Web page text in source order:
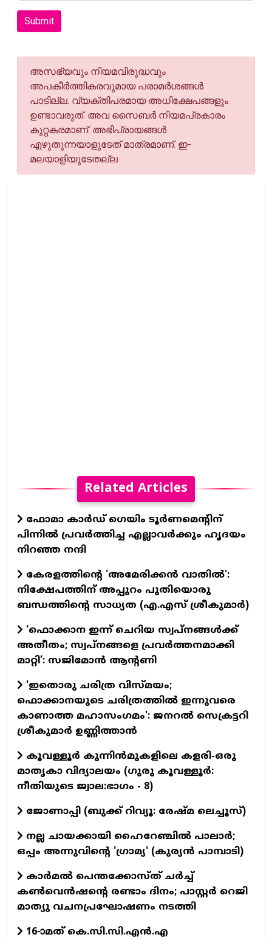
Submit
അസഭ്യവും നിയമവിരുദ്ധവും
അപകീര്‍ത്തികരവുമായ പരാമര്‍ശങ്ങള്‍
പാടില്ല. വ്യക്തിപരമായ അധിക്ഷേപങ്ങളും
ഉണ്ടാവരുത്. അവ സൈബര്‍ നിയമപ്രകാരം
കുറ്റകരമാണ്. അഭിപ്രായങ്ങള്‍
എഴുതുന്നയാളുടേത് മാത്രമാണ്. ഇ-
മലയാളിയുടേതല്ല
Related Articles
ഫോമാ കാര്‍ഡ് ഗെയിം ടൂര്‍ണമെന്റിന്
പിന്നില്‍ പ്രവര്‍ത്തിച്ച എല്ലാവര്‍ക്കും ഹൃദയം
നിറഞ്ഞ നന്ദി
കേരളത്തിന്റെ 'അമേരിക്കന്‍ വാതില്‍':
നിക്ഷേപത്തിന് അപ്പുറം പുതിയൊരു
ബന്ധത്തിന്റെ സാധ്യത (എ.എസ് ശ്രീകുമാര്‍)
‘ഫൊക്കാന ഇന്ന് ചെറിയ സ്വപ്നങ്ങൾക്ക്
അതീതം; സ്വപ്നങ്ങളെ പ്രവർത്തനമാക്കി
മാറ്റി’: സജിമോൻ ആന്റണി
'ഇതൊരു ചരിത്ര വിസ്മയം;
ഫൊക്കാനയുടെ ചരിത്രത്തിൽ ഇന്നുവരെ
കാണാത്ത മഹാസംഗമം': ജനറൽ സെക്രട്ടറി
ശ്രീകുമാർ ഉണ്ണിത്താൻ
കൂവള്ളൂർ കുന്നിൻമുകളിലെ കളരി-ഒരു
മാതൃകാ വിദ്യാലയം (ഗുരു കൂവള്ളൂര്‍:
നീതിയുടെ ജ്വാല:ഭാഗം - 8)
ജോണാപ്പി (ബുക്ക്‌ റിവ്യൂ: രേഷ്മ ലെച്ചൂസ്)
നല്ല ചായക്കായി ഹൈറേഞ്ചിൽ പാലാർ;
ഒപ്പം അന്നുവിന്റെ 'ഗ്രാമ്യ' (കുര്യൻ പാമ്പാടി)
കാർമൽ പെന്തക്കോസ്ത് ചർച്ച്
കൺവെൻഷന്റെ രണ്ടാം ദിനം; പാസ്റ്റർ റെജി
മാത്യു വചനപ്രഘോഷണം നടത്തി
16-ാമത് കെ.സി.സി.എന്‍.എ